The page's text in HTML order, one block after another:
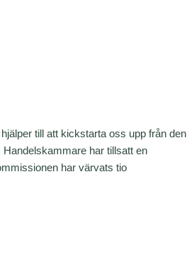
till att kickstarta oss upp från den
har tillsatt en
har värvats tio